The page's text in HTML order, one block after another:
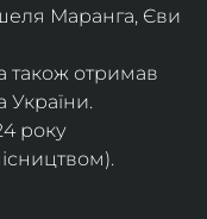
Маранга, Єви
також отримав
України.
року